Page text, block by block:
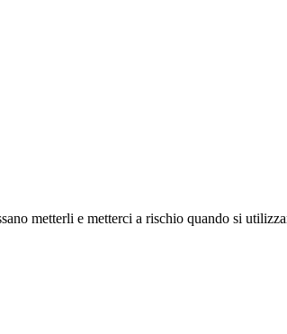
metterli e metterci a rischio quando si